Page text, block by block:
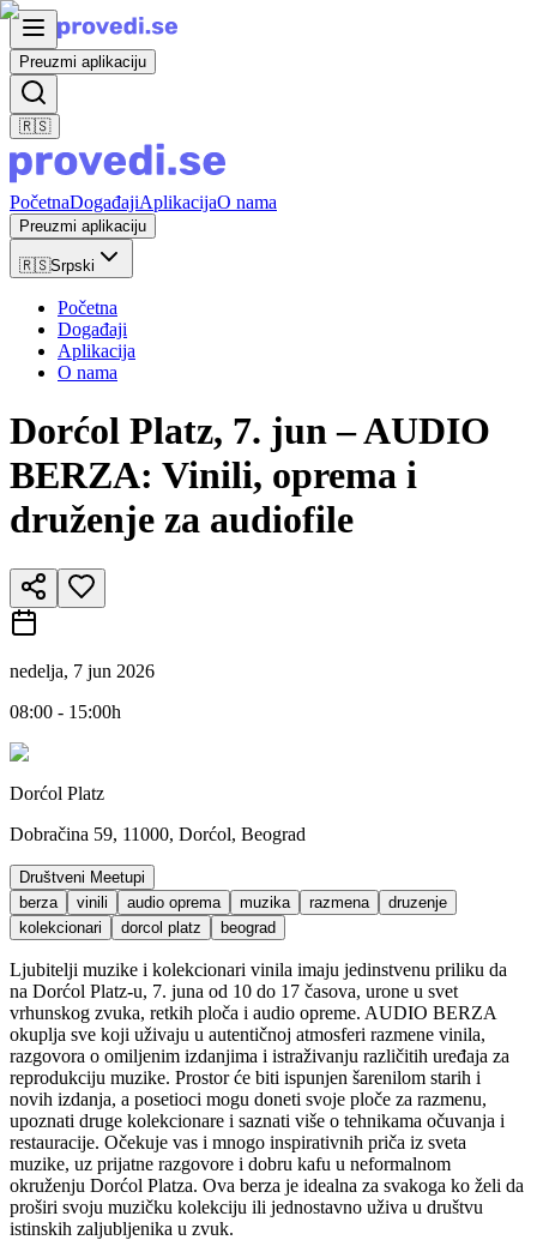
Preuzmi aplikaciju
🇷🇸
PočetnaDogađajiAplikacijaO nama
Preuzmi aplikaciju
🇷🇸Srpski
Početna
Događaji
Aplikacija
O nama
Dorćol Platz, 7. jun – AUDIO
BERZA: Vinili, oprema i
druženje za audiofile
nedelja, 7 jun 2026
08:00 - 15:00h
Dorćol Platz
Dobračina 59, 11000, Dorćol, Beograd
Društveni Meetupi
berza
vinili audio oprema muzika razmena
druzenje
kolekcionari
dorcol platz beograd
Ljubitelji muzike i kolekcionari vinila imaju jedinstvenu priliku da
na Dorćol Platz-u, 7. juna od 10 do 17 časova, urone u svet
vrhunskog zvuka, retkih ploča i audio opreme. AUDIO BERZA
okuplja sve koji uživaju u autentičnoj atmosferi razmene vinila,
razgovora o omiljenim izdanjima i istraživanju različitih uređaja za
reprodukciju muzike. Prostor će biti ispunjen šarenilom starih i
novih izdanja, a posetioci mogu doneti svoje ploče za razmenu,
upoznati druge kolekcionare i saznati više o tehnikama očuvanja i
restauracije. Očekuje vas i mnogo inspirativnih priča iz sveta
muzike, uz prijatne razgovore i dobru kafu u neformalnom
okruženju Dorćol Platza. Ova berza je idealna za svakoga ko želi da
proširi svoju muzičku kolekciju ili jednostavno uživa u društvu
istinskih zaljubljenika u zvuk.